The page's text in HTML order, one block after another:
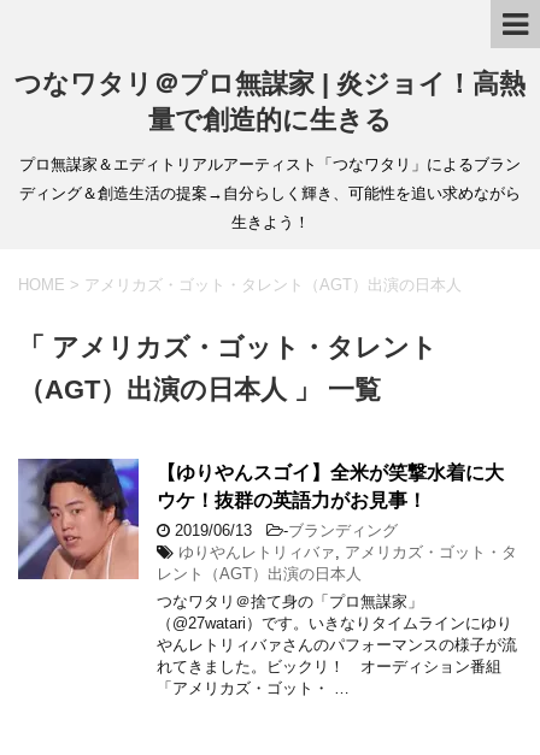
つなワタリ＠プロ無謀家 | 炎ジョイ！高熱
量で創造的に生きる
プロ無謀家＆エディトリアルアーティスト「つなワタリ」によるブラン
ディング＆創造生活の提案→自分らしく輝き、可能性を追い求めながら
生きよう！
HOME > アメリカズ・ゴット・タレント（AGT）出演の日本人
「 アメリカズ・ゴット・タレント
（AGT）出演の日本人 」 一覧
【ゆりやんスゴイ】全米が笑撃水着に大
ウケ！抜群の英語力がお見事！
2019/06/13 -ブランディング
ゆりやんレトリィバァ
アメリカズ・ゴット・タ
レント（AGT）出演の日本人
つなワタリ＠捨て身の「プロ無謀家」
（@27watari）です。いきなりタイムラインにゆり
やんレトリィバァさんのパフォーマンスの様子が流
れてきました。ビックリ！ オーディション番組
「アメリカズ・ゴット・ …